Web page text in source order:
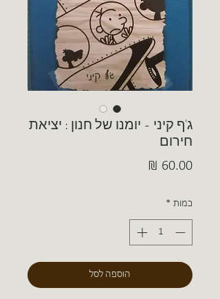
ג'ף קיני - יומנו של חנון : יציאת
חירום
כמות *
הוספה לסל